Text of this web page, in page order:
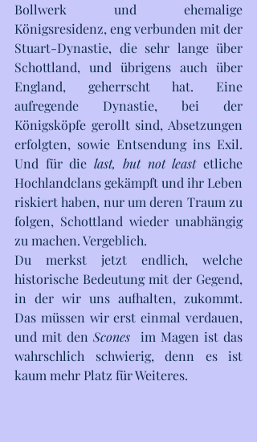
Bollwerk und ehemalige
Königsresidenz, eng verbunden mit der
Stuart-Dynastie, die sehr lange über
Schottland, und übrigens auch über
England, geherrscht hat. Eine
aufregende Dynastie, bei der
Königsköpfe gerollt sind, Absetzungen
erfolgten, sowie Entsendung ins Exil.
Und für die last, but not least etliche
Hochlandclans gekämpft und ihr Leben
riskiert haben, nur um deren Traum zu
folgen, Schottland wieder unabhängig
zu machen. Vergeblich.
Du merkst jetzt endlich, welche
historische Bedeutung mit der Gegend,
in der wir uns aufhalten, zukommt.
Das müssen wir erst einmal verdauen,
und mit den Scones
im Magen ist das
wahrschlich schwierig, denn es ist
kaum mehr Platz für Weiteres.